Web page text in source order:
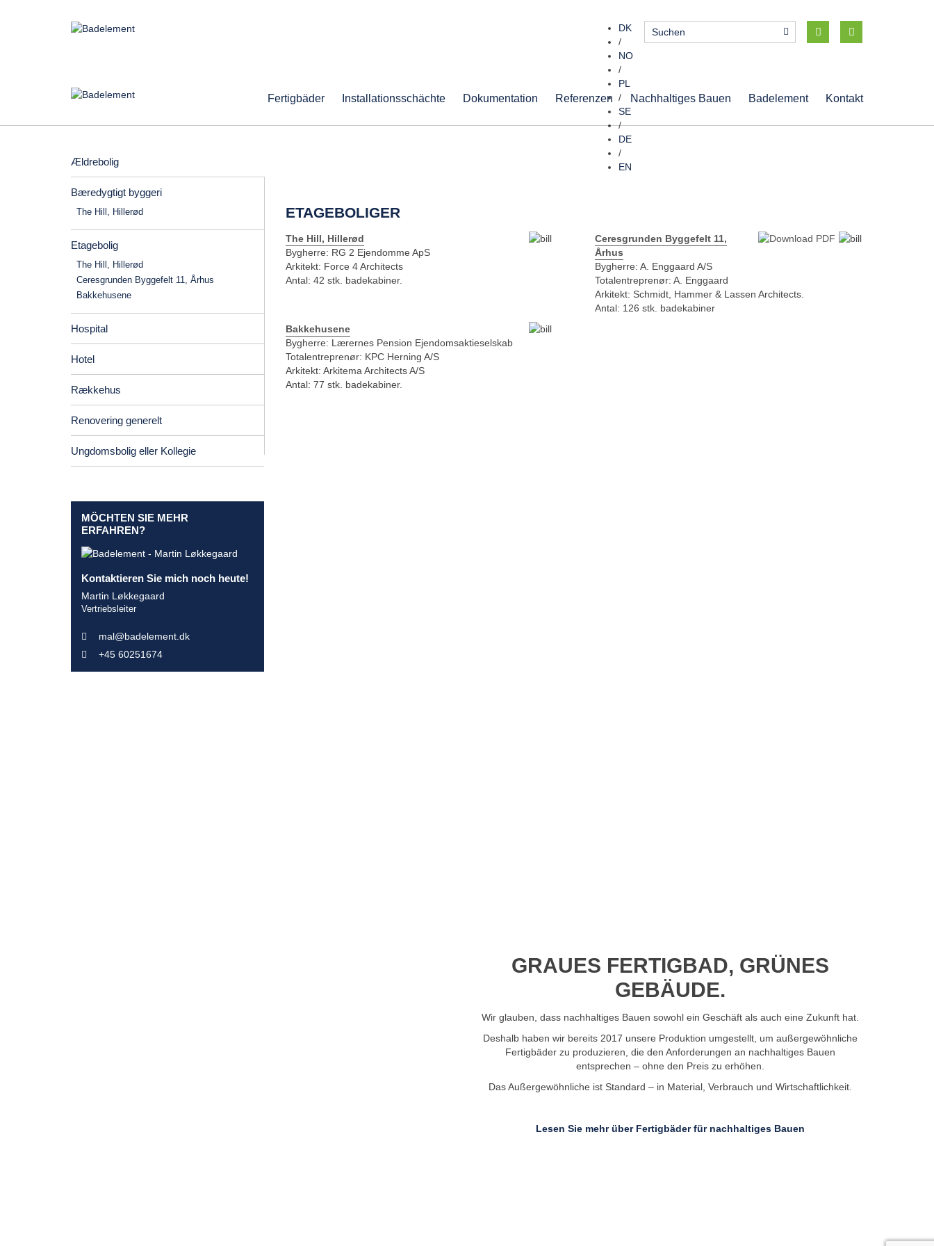
DK
/
NO
/
PL
/
SE
/
DE
/
EN
Fertigbäder Installationsschächte Dokumentation Referenzen Nachhaltiges Bauen Badelement Kontakt
Ældrebolig
Bæredygtigt byggeri
The Hill, Hillerød
Etagebolig
The Hill, Hillerød
Ceresgrunden Byggefelt 11, Århus
Bakkehusene
Hospital
Hotel
Rækkehus
Renovering generelt
Ungdomsbolig eller Kollegie
MÖCHTEN SIE MEHR
ERFAHREN?
Kontaktieren Sie mich noch heute!
Martin Løkkegaard
Vertriebsleiter
mal@badelement.dk
+45 60251674
ETAGEBOLIGER
The Hill, Hillerød
Bygherre: RG 2 Ejendomme ApS
Arkitekt: Force 4 Architects
Antal: 42 stk. badekabiner.
Ceresgrunden Byggefelt 11,
Århus
Bygherre: A. Enggaard A/S
Totalentreprenør: A. Enggaard
Arkitekt: Schmidt, Hammer & Lassen Architects.
Antal: 126 stk. badekabiner
Bakkehusene
Bygherre: Lærernes Pension Ejendomsaktieselskab
Totalentreprenør: KPC Herning A/S
Arkitekt: Arkitema Architects A/S
Antal: 77 stk. badekabiner.
GRAUES FERTIGBAD, GRÜNES
GEBÄUDE.
Wir glauben, dass nachhaltiges Bauen sowohl ein Geschäft als auch eine Zukunft hat.
Deshalb haben wir bereits 2017 unsere Produktion umgestellt, um außergewöhnliche
Fertigbäder zu produzieren, die den Anforderungen an nachhaltiges Bauen
entsprechen – ohne den Preis zu erhöhen.
Das Außergewöhnliche ist Standard – in Material, Verbrauch und Wirtschaftlichkeit.
Lesen Sie mehr über Fertigbäder für nachhaltiges Bauen